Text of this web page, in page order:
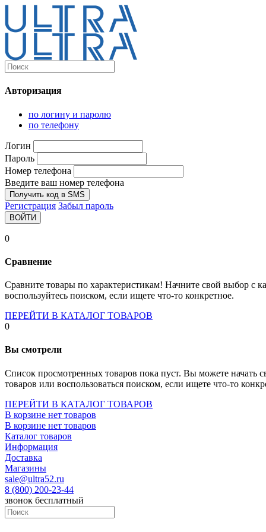
Каталог
Компьютеры и комплектующие
Персональные компьютеры
Моноблоки
Мониторы
Комплектующие
Socket-2066
Socket-775
Socket-fm2
Socket-am4
Socket- intel s1151
Socket- intel s2066
Socket- intel s1700
Авторизация
по логину и паролю
по телефону
Логин
Пароль
Номер телефона
Введите ваш номер телефона
Получить код в SMS
Регистрация Забыл пароль
ВОЙТИ
0
Сравнение
Сравните товары по характеристикам! Начните свой выбор с
воспользуйтесь поиском, если ищете что-то конкретное.
ПЕРЕЙТИ В КАТАЛОГ ТОВАРОВ
0
Вы смотрели
Список просмотренных товаров пока пуст. Вы можете начать
товаров или воспользоваться поиском, если ищете что-то
ПЕРЕЙТИ В КАТАЛОГ ТОВАРОВ
В корзине нет товаров
В корзине нет товаров
Каталог товаров
Информация
Доставка
Магазины
sale@ultra52.ru
8 (800) 200-23-44
звонок бесплатный